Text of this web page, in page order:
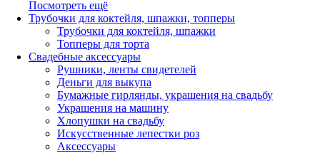
Посмотреть ещё
Трубочки для коктейля, шпажки, топперы
Трубочки для коктейля, шпажки
Топперы для торта
Свадебные аксессуары
Рушники, ленты свидетелей
Деньги для выкупа
Бумажные гирлянды, украшения на свадьбу
Украшения на машину
Хлопушки на свадьбу
Искусственные лепестки роз
Аксессуары